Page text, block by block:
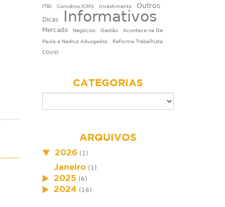
ITBI
Convênio ICMS Investimento Outros
Dicas Informativos
Mercado Negócios Gestão
Acontece na De
Paula e Nadruz Advogados
Reforma Trabalhista
COVID
CATEGORIAS
ARQUIVOS
2026(1)
Janeiro(1)
2025 (6)
2024 (16)